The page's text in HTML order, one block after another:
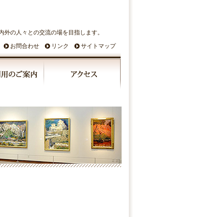
の人々との交流の場を目指します。
サイトマップ
リンク
お問合わせ